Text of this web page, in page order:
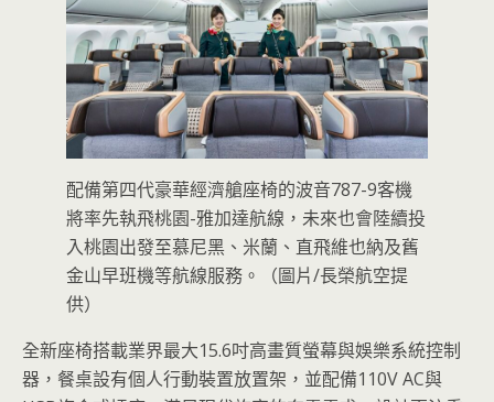
配備第四代豪華經濟艙座椅的波音787-9客機
將率先執飛桃園-雅加達航線，未來也會陸續投
入桃園出發至慕尼黑、米蘭、直飛維也納及舊
金山早班機等航線服務。（圖片/長榮航空提
供）
全新座椅搭載業界最大15.6吋高畫質螢幕與娛樂系統控制
器，餐桌設有個人行動裝置放置架，並配備110V AC與